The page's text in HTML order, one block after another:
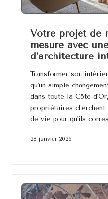
Votre projet de
mesure avec
d’architecture
Transformer son
qu'un simple
dans toute la Côte-
propriétaires cherchent
de vie pour qu'ils
28 janvier 2026